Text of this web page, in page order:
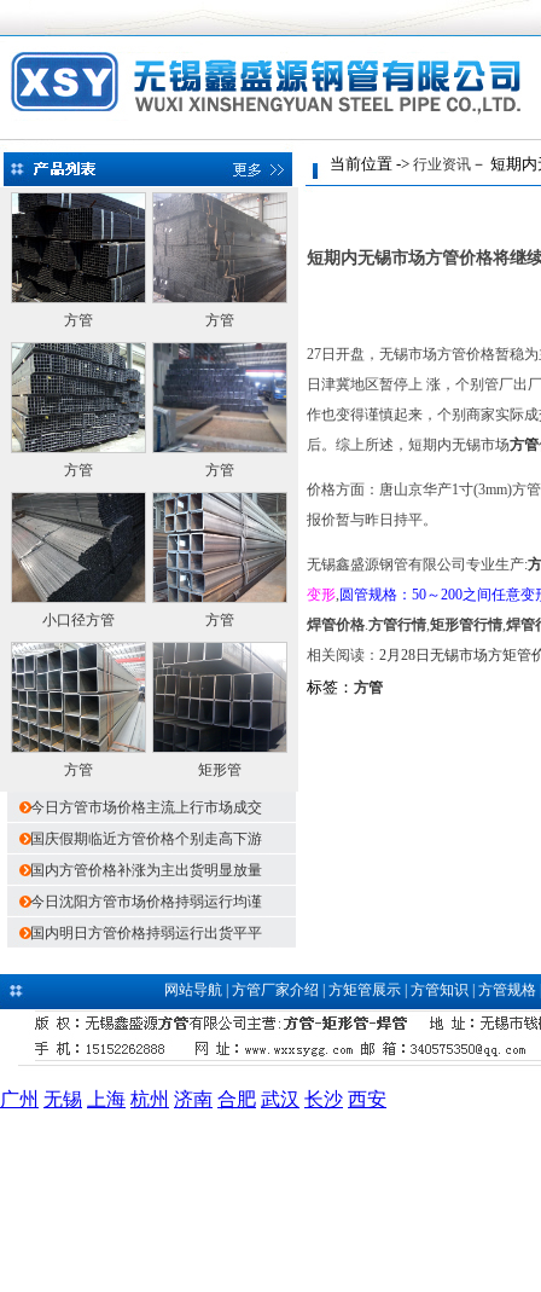
方管 方管
方管 方管
小口径方管 方管
方管 矩形管
今日方管市场价格主流上行市场成交
国庆假期临近方管价格个别走高下游
国内方管价格补涨为主出货明显放量
今日沈阳方管市场价格持弱运行均谨
国内明日方管价格持弱运行出货平平
当前位置 -> 行业资讯 － 短期
短期内无锡市场方管价格将继
27日开盘，无锡市场方管价格暂稳
日津冀地区暂停上 涨，个别管厂出
作也变得谨慎起来，个别商家实际
后。综上所述，短期内无锡市场方管
价格方面：唐山京华产1寸(3mm)方
报价暂与昨日持平。
无锡鑫盛源钢管有限公司专业生产:
变形, 圆管规格：50～200之间任意变
焊管价格.方管行情,矩形管行情,焊管
相关阅读： 2月28日无锡市场方矩管
标签： 方管
网站导航| 方管厂家介绍 方矩管展示| 方管知识 方管规格
广州 无锡 上海 杭州 济南 合肥 武汉 长沙 西安